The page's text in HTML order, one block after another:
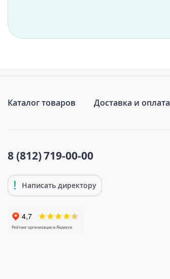
Каталог товаров Доставка и оплата
8 (812)719-00-00
Написать директору